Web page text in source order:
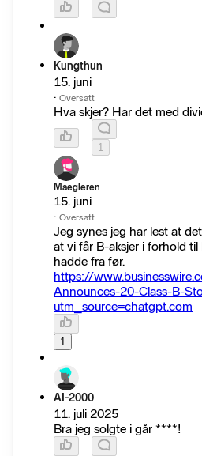
Kungthun
15. juni
· Oversatt
Hva skjer? Har det med
1
Maegleren
15. juni
· Oversatt
Jeg synes jeg har lest at
at vi får B-aksjer i forhold
hadde fra før.
https://
Announces-20-Class-B-
utm_source=chatgpt.com
1
AI-2000
11. juli 2025
Bra jeg solgte i går ****!